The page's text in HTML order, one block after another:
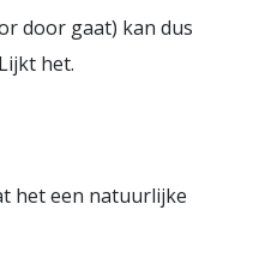
door gaat) kan dus
het.
het een natuurlijke